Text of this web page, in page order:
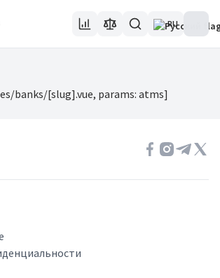
RU
banks/[slug].vue, params: atms]